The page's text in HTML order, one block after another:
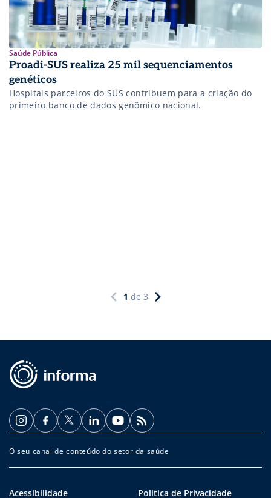
Saúde Pública
Proadi-SUS realiza 25 mil sequenciamentos
genéticos
Hospitais parceiros do SUS contribuem para a criação do
primeiro banco de dados genômico nacional.
1 de 3
O seu canal de conteúdo do setor da saúde
Acessibilidade Política de Privacidade